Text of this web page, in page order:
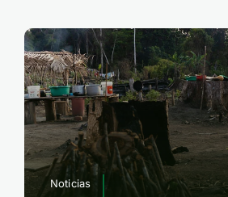
Noticias